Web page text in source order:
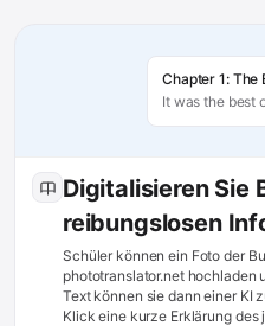
Chapter 1: The
It was the best
Digitalisieren Sie
reibungslosen
Schüler können ein Foto der
phototranslator.net hochladen
Text können sie dann einer KI
Klick eine kurze Erklärung